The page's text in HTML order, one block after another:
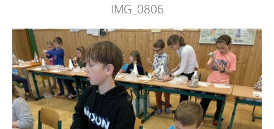
IMG_0806